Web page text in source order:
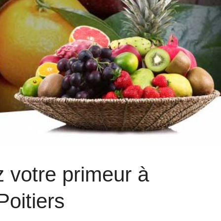
votre primeur à